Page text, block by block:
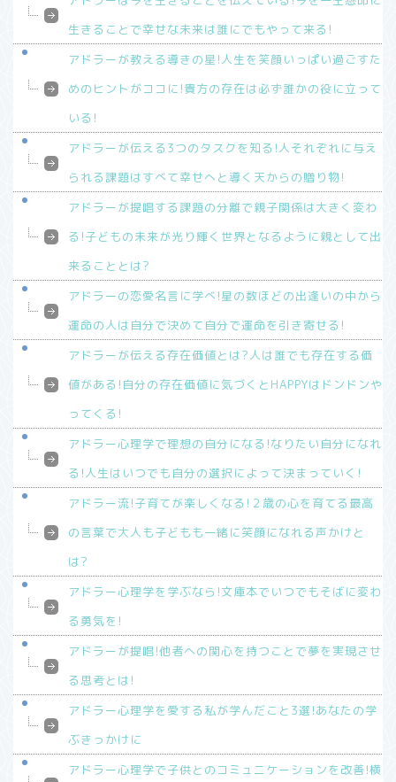
生きることで幸せな未来は誰にでもやって来る!
アドラーが教える導きの星!人生を笑顔いっぱい過ごすた
めのヒントがココに!貴方の存在は必ず誰かの役に立って
いる!
アドラーが伝える3つのタスクを知る!人それぞれに与え
られる課題はすべて幸せへと導く天からの贈り物!
アドラーが提唱する課題の分離で親子関係は大きく変わ
る!子どもの未来が光り輝く世界となるように親として出
来ることとは?
アドラーの恋愛名言に学べ!星の数ほどの出逢いの中から
運命の人は自分で決めて自分で運命を引き寄せる!
アドラーが伝える存在価値とは?人は誰でも存在する価
値がある!自分の存在価値に気づくとHAPPYはドンドンや
ってくる!
アドラー心理学で理想の自分になる!なりたい自分になれ
る!人生はいつでも自分の選択によって決まっていく!
アドラー流!子育てが楽しくなる!２歳の心を育てる最高
の言葉で大人も子どもも一緒に笑顔になれる声かけと
は?
アドラー心理学を学ぶなら!文庫本でいつでもそばに変わ
る勇気を!
アドラーが提唱!他者への関心を持つことで夢を実現させ
る思考とは!
アドラー心理学を愛する私が学んだこと3選!あなたの学
ぶきっかけに
アドラー心理学で子供とのコミュニケーションを改善!横